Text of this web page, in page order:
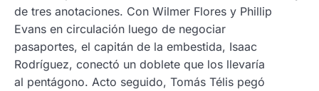
de tres anotaciones. Con Wilmer Flores y Phillip
Evans en circulación luego de negociar
pasaportes, el capitán de la embestida, Isaac
Rodríguez, conectó un doblete que los llevaría
al pentágono. Acto seguido, Tomás Télis pegó